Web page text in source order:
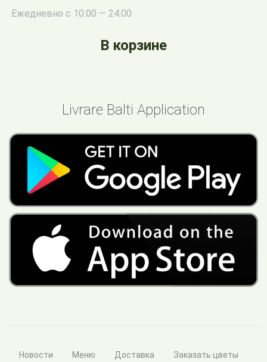
Ежедневно с 10.00 — 24.00
В корзине
Livrare Balti Application
Новости Меню Доставка Заказать цветы